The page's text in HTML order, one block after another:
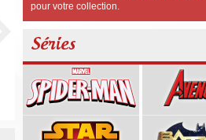
80,00 € 25,00 €
pour votre collection.
Séries